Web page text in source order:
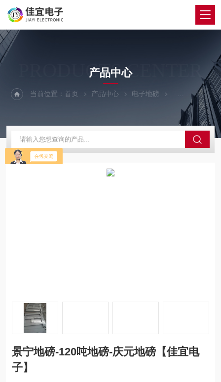
PRODUCTS CENTER
产品中心
当前位置：首页 产品中心 电子地磅 120吨地磅
景宁地磅-120吨地磅-庆元地磅【佳宜电
子】